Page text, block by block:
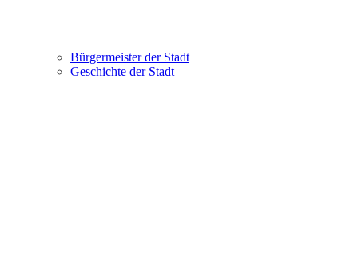
Bürgermeister der Stadt
Geschichte der Stadt